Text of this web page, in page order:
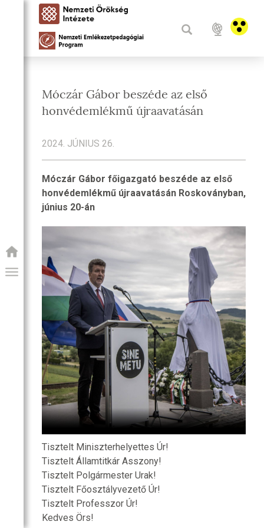
Móczár Gábor beszéde az első
honvédemlékmű újraavatásán
2024. JÚNIUS 26.
Móczár Gábor főigazgató beszéde az első
honvédemlékmű újraavatásán Roskoványban,
június 20-án
Tisztelt Miniszterhelyettes Úr!
Tisztelt Államtitkár Asszony!
Tisztelt Polgármester Urak!
Tisztelt Főosztályvezető Úr!
Tisztelt Professzor Úr!
Kedves Örs!